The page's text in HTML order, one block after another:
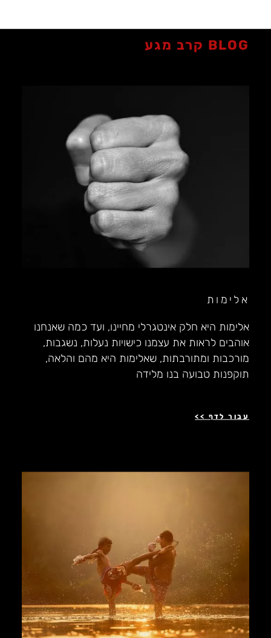
BLOG קרב מגע
אלימות
אלימות היא חלק אינטגרלי מחיינו, ועד כמה שאנחנו
אוהבים לראות את עצמנו כישויות נעלות, נשגבות,
מורכבות ומתורבתות, שאלימות היא מהם והלאה,
תוקפנות טבועה בנו מלידה
עבור לדף >>